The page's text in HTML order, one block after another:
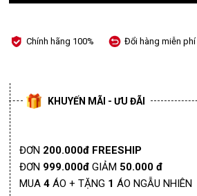
KHUYẾN MÃI - ƯU ĐÃI
ĐƠN 200.000đ FREESHIP
ĐƠN 999.000đ GIẢM 50.000 đ
MUA 4 ÁO + TẶNG 1 ÁO NGẪU NHIÊN
Chính hãng 100% Đổi hàng miễn phí